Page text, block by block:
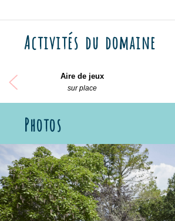
Activités du domaine
Aire de jeux
sur place
Photos